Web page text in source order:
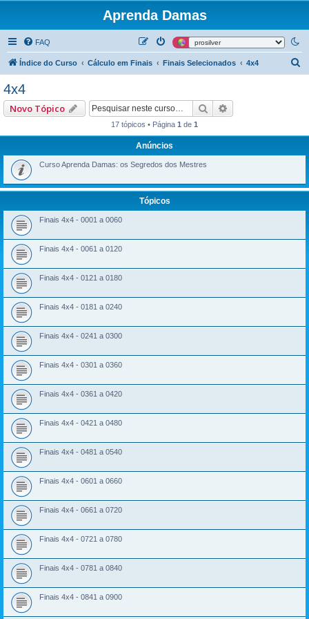
Aprenda Damas
FAQ
Índice do Curso Cálculo em Finais Finais Selecionados 4x4
r
4x4
Novo Tópico Pesquisar
17 tópicos • Página 1 de 1
Anúncios
Curso Aprenda Damas: os Segredos dos Mestres
Tópicos
Finais 4x4 - 0001 a 0060
Finais 4x4 - 0061 a 0120
Finais 4x4 - 0121 a 0180
Finais 4x4 - 0181 a 0240
Finais 4x4 - 0241 a 0300
Finais 4x4 - 0301 a 0360
Finais 4x4 - 0361 a 0420
Finais 4x4 - 0421 a 0480
Finais 4x4 - 0481 a 0540
Finais 4x4 - 0601 a 0660
Finais 4x4 - 0661 a 0720
Finais 4x4 - 0721 a 0780
Finais 4x4 - 0781 a 0840
Finais 4x4 - 0841 a 0900